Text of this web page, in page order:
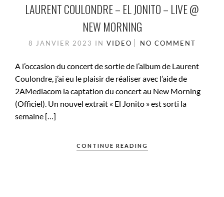
LAURENT COULONDRE – EL JONITO – LIVE @
NEW MORNING
8 JANVIER 2023 IN VIDEO NO COMMENT
A l’occasion du concert de sortie de l’album de Laurent
Coulondre, j’ai eu le plaisir de réaliser avec l’aide de
2AMediacom la captation du concert au New Morning
(Officiel). Un nouvel extrait « El Jonito » est sorti la
semaine […]
CONTINUE READING